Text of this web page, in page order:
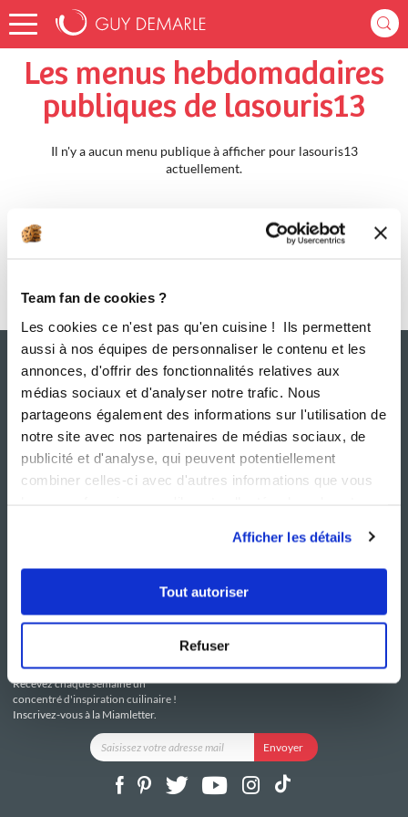
Team fan de cookies ?
Les cookies ce n'est pas qu'en cuisine ! Ils permettent
aussi à nos équipes de personnaliser le contenu et les
annonces, d'offrir des fonctionnalités relatives aux
médias sociaux et d'analyser notre trafic. Nous
partageons également des informations sur l'utilisation de
notre site avec nos partenaires de médias sociaux, de
publicité et d'analyse, qui peuvent potentiellement
combiner celles-ci avec d'autres informations que vous
Afficher les détails
Tout autoriser
Refuser
Accueil lasouris13 Menus Hebdomadaires
Les menus hebdomadaires
publiques de lasouris13
Il n'y a aucun menu publique à afficher pour lasouris13
actuellement.
Le Mag'
i-Cook'in
Contactez-nous
Mentions légales
Politique de confidentialité
Utilisation des Cookies
Recevez chaque semaine un
concentré d'inspiration cuilinaire !
Inscrivez-vous à la Miamletter.